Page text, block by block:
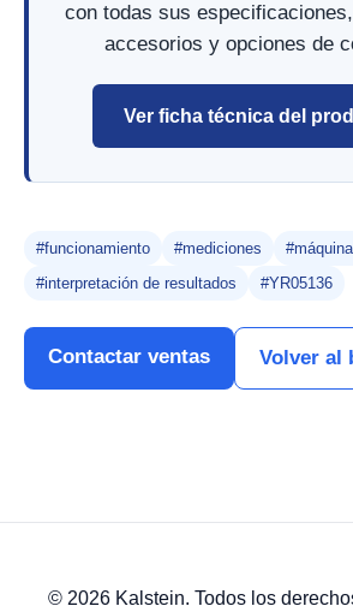
con todas sus
accesorios y opciones de
Ver ficha técnica del
#funcionamiento #mediciones
#interpretación de resultados
#YR05136
Contactar ventas Volver al
© 2026 Kalstein. Todos los